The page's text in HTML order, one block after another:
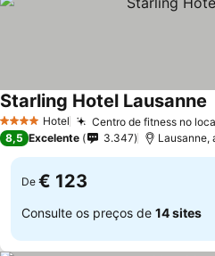
4 EstrelasHotel Centro de fitness no
Starling Hotel Lausanne
8,5 Excelente 3.347 Lausanne,
De € 123
Consulte os preços de 14 sites